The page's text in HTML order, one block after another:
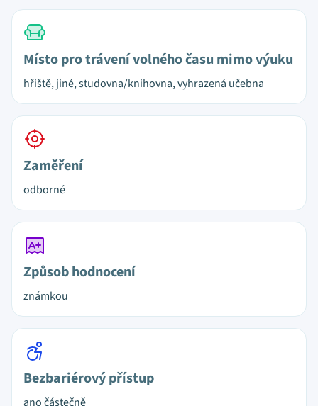
Místo pro trávení volného času mimo výuku
hřiště, jiné, studovna/knihovna, vyhrazená učebna
Zaměření
odborné
Způsob hodnocení
známkou
Bezbariérový přístup
ano částečně